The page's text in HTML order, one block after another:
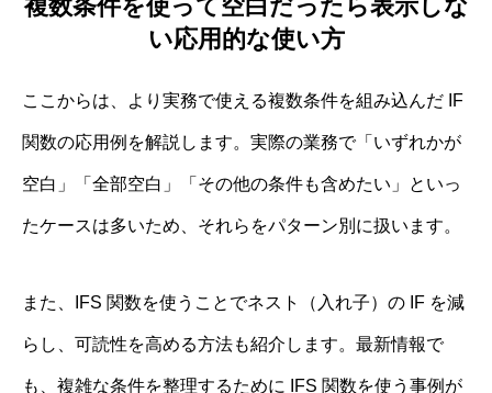
複数条件を使って空白だったら表示しな
い応用的な使い方
ここからは、より実務で使える複数条件を組み込んだ IF
関数の応用例を解説します。実際の業務で「いずれかが
空白」「全部空白」「その他の条件も含めたい」といっ
たケースは多いため、それらをパターン別に扱います。
また、IFS 関数を使うことでネスト（入れ子）の IF を減
らし、可読性を高める方法も紹介します。最新情報で
も、複雑な条件を整理するために IFS 関数を使う事例が